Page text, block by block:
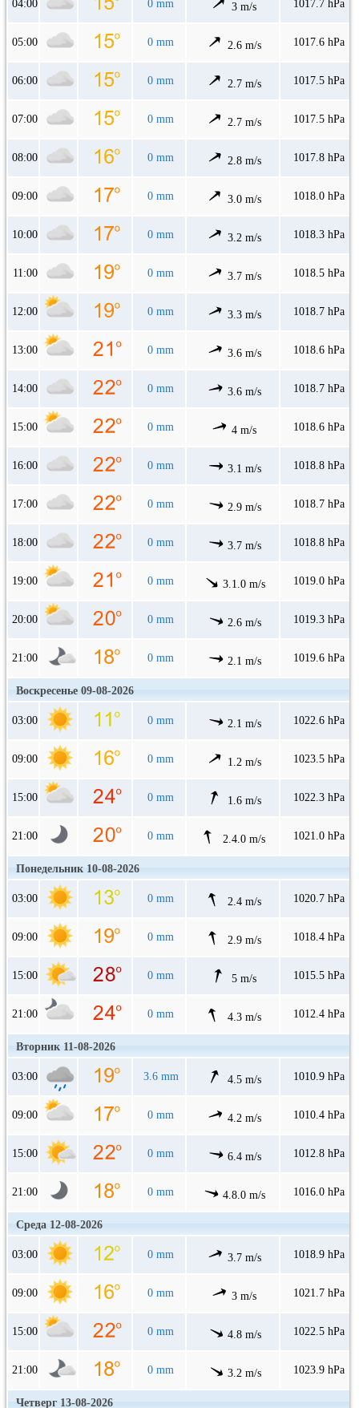
04:00 0 mm 3 m/s 1017.7 hPa
05:00 0 mm 2.6 m/s 1017.6 hPa
06:00 0 mm 2.7 m/s 1017.5 hPa
07:00 0 mm 2.7 m/s 1017.5 hPa
08:00 0 mm 2.8 m/s 1017.8 hPa
09:00 0 mm 3.0 m/s 1018.0 hPa
10:00 0 mm 3.2 m/s 1018.3 hPa
11:00 0 mm 3.7 m/s 1018.5 hPa
12:00 0 mm 3.3 m/s 1018.7 hPa
13:00 0 mm 3.6 m/s 1018.6 hPa
14:00 0 mm 3.6 m/s 1018.7 hPa
15:00 0 mm 4 m/s 1018.6 hPa
16:00 0 mm 3.1 m/s 1018.8 hPa
17:00 0 mm 2.9 m/s 1018.7 hPa
18:00 0 mm 3.7 m/s 1018.8 hPa
19:00 0 mm 3.1.0 m/s 1019.0 hPa
20:00 0 mm 2.6 m/s 1019.3 hPa
21:00 0 mm 2.1 m/s 1019.6 hPa
Воскресенье 09-08-2026
03:00 0 mm 2.1 m/s 1022.6 hPa
09:00 0 mm 1.2 m/s 1023.5 hPa
15:00 0 mm 1.6 m/s 1022.3 hPa
21:00 0 mm 2.4.0 m/s 1021.0 hPa
Понедельник 10-08-2026
03:00 0 mm 2.4 m/s 1020.7 hPa
09:00 0 mm 2.9 m/s 1018.4 hPa
15:00 0 mm 5 m/s 1015.5 hPa
21:00 0 mm 4.3 m/s 1012.4 hPa
Вторник 11-08-2026
03:00 3.6 mm 4.5 m/s 1010.9 hPa
09:00 0 mm 4.2 m/s 1010.4 hPa
15:00 0 mm 6.4 m/s 1012.8 hPa
21:00 0 mm 4.8.0 m/s 1016.0 hPa
Среда 12-08-2026
03:00 0 mm 3.7 m/s 1018.9 hPa
09:00 0 mm 3 m/s 1021.7 hPa
15:00 0 mm 4.8 m/s 1022.5 hPa
21:00 0 mm 3.2 m/s 1023.9 hPa
Четверг 13-08-2026